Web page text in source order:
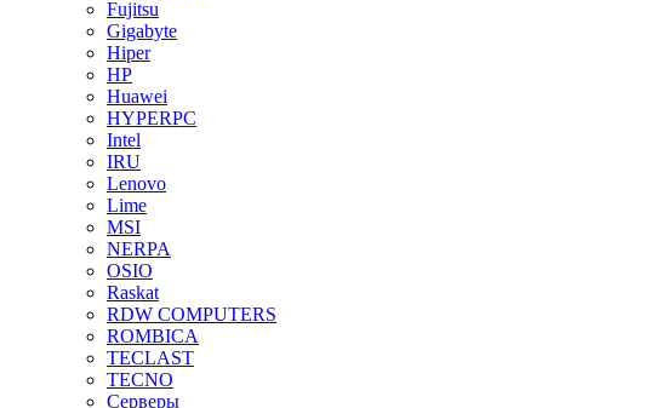
Fujitsu
Gigabyte
Hiper
HP
Huawei
HYPERPC
Intel
IRU
Lenovo
Lime
MSI
NERPA
OSIO
Raskat
RDW COMPUTERS
ROMBICA
TECLAST
TECNO
Серверы